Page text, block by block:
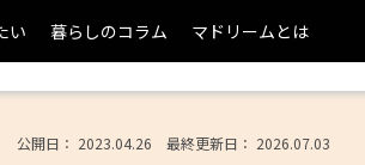
い 暮らしのコラム マドリームとは
公開日： 2023.04.26 最終更新日： 2026.07.03